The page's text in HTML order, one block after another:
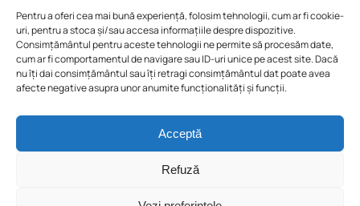
Pentru a oferi cea mai bună experiență, folosim tehnologii, cum ar fi cookie-
uri, pentru a stoca și/sau accesa informațiile despre dispozitive.
Consimțământul pentru aceste tehnologii ne permite să procesăm date,
cum ar fi comportamentul de navigare sau ID-uri unice pe acest site. Dacă
nu îți dai consimțământul sau îți retragi consimțământul dat poate avea
afecte negative asupra unor anumite funcționalități și funcții.
Acceptă
Refuză
Școala Cool